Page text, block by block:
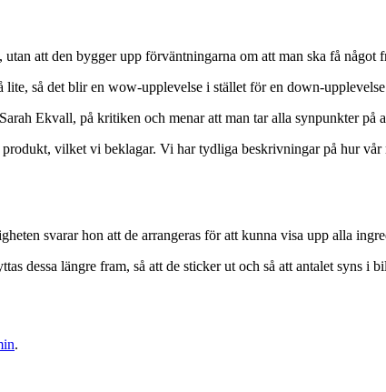
att den bygger upp förväntningarna om att man ska få något
lite, så det blir en wow-upplevelse i stället för en down-
Ekvall, på kritiken och menar att man tar alla synpunkter på
vilket vi beklagar. Vi har tydliga beskrivningar på hur vår
svarar hon att de arrangeras för att kunna visa upp alla
dessa längre fram, så att de sticker ut och så att antalet syns i
.